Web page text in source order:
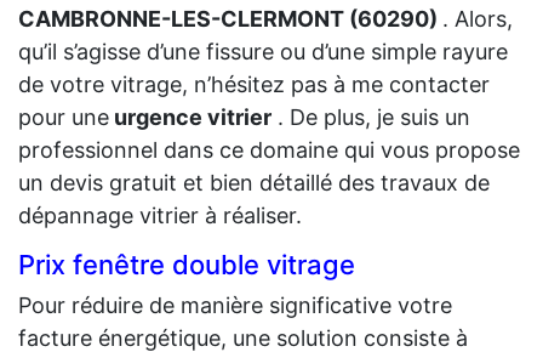
CAMBRONNE-LES-CLERMONT (60290) . Alors,
qu’il s’agisse d’une fissure ou d’une simple rayure
de votre vitrage, n’hésitez pas à me contacter
pour une urgence vitrier . De plus, je suis un
professionnel dans ce domaine qui vous propose
un devis gratuit et bien détaillé des travaux de
dépannage vitrier à réaliser.
Prix fenêtre double vitrage
Pour réduire de manière significative votre
facture énergétique, une solution consiste à